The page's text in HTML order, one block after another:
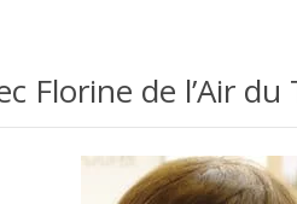
Florine de l’Air